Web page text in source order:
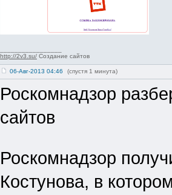
http://2v3.su/ Создание сайтов
06-Авг-2013 04:46 (спустя 1 минута)
Роскомнадзор
сайтов
Роскомнадзор
Костунова, в